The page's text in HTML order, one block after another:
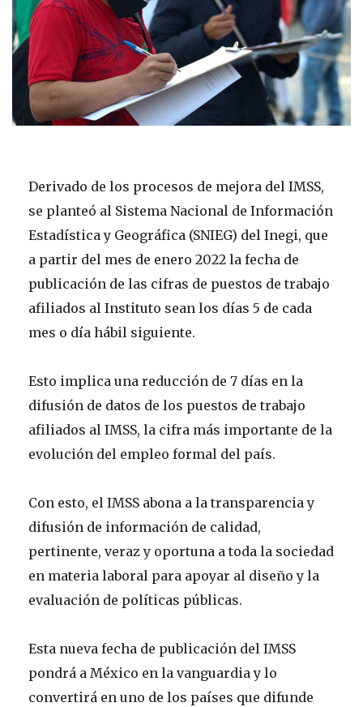
Derivado de los procesos de mejora del IMSS,
se planteó al Sistema Nacional de Información
Estadística y Geográfica (SNIEG) del Inegi, que
a partir del mes de enero 2022 la fecha de
publicación de las cifras de puestos de trabajo
afiliados al Instituto sean los días 5 de cada
mes o día hábil siguiente.
Esto implica una reducción de 7 días en la
difusión de datos de los puestos de trabajo
afiliados al IMSS, la cifra más importante de la
evolución del empleo formal del país.
Con esto, el IMSS abona a la transparencia y
difusión de información de calidad,
pertinente, veraz y oportuna a toda la sociedad
en materia laboral para apoyar al diseño y la
evaluación de políticas públicas.
Esta nueva fecha de publicación del IMSS
pondrá a México en la vanguardia y lo
convertirá en uno de los países que difunde